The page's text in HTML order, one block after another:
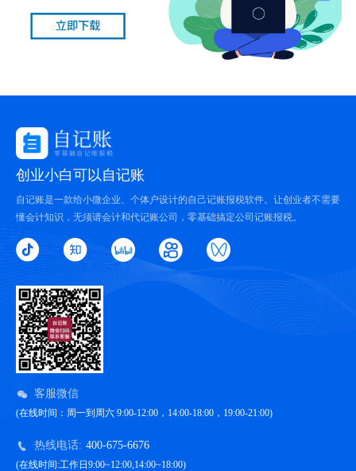
创业小白可以自记账
自记账是一款给小微企业、个体户设计的自己记账报税软件。让创业者不需要
懂会计知识，无须请会计和代记账公司，零基础搞定公司记账报税。
客服微信
(在线时间：周一到周六 9:00-12:00，14:00-18:00，19:00-21:00)
热线电话: 400-675-6676
(在线时间:工作日9:00~12:00,14:00~18:00)